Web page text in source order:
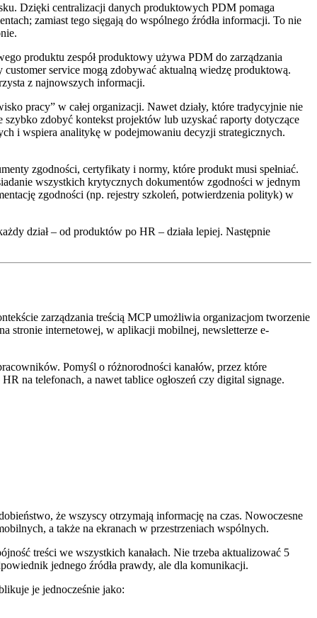
Dzięki centralizacji danych produktowych PDM pomaga
zamiast tego sięgają do wspólnego źródła informacji. To nie
produktu zespół produktowy używa PDM do zarządzania
service mogą zdobywać aktualną wiedzę produktową.
z najnowszych informacji.
pracy” w całej organizacji. Nawet działy, które tradycyjnie nie
zdobyć kontekst projektów lub uzyskać raporty dotyczące
i wspiera analitykę w podejmowaniu decyzji strategicznych.
zgodności, certyfikaty i normy, które produkt musi spełniać.
wszystkich krytycznych dokumentów zgodności w jednym
zgodności (np. rejestry szkoleń, potwierdzenia polityk) w
dział – od produktów po HR – działa lepiej. Następnie
zarządzania treścią MCP umożliwia organizacjom tworzenie
stronie internetowej, w aplikacji mobilnej, newsletterze e-
Pomyśl o różnorodności kanałów, przez które
na telefonach, a nawet tablice ogłoszeń czy digital signage.
że wszyscy otrzymają informację na czas. Nowoczesne
a także na ekranach w przestrzeniach wspólnych.
treści we wszystkich kanałach. Nie trzeba aktualizować 5
jednego źródła prawdy, ale dla komunikacji.
je jednocześnie jako: